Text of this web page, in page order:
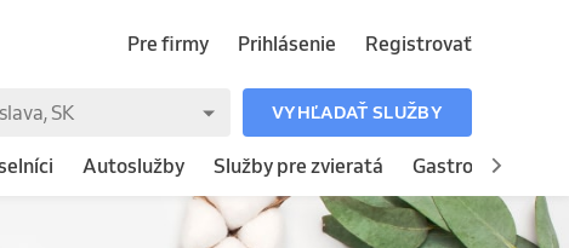
Pre firmy Prihlásenie Registrovať
VYHĽADAŤ SLUŽBY
Autoslužby Služby pre zvieratá Gastronómia